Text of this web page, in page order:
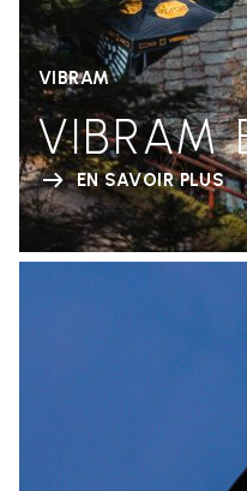
VIBRAM
VIBRAM
EN SAVOIR PLUS